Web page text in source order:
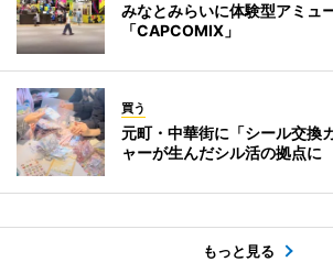
みなとみらいに体験型アミュ
「CAPCOMIX」
買う
元町・中華街に「シール交
ャーが生んだシル活の拠点に
もっと見る